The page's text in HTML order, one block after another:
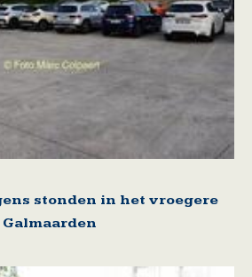
stonden in het vroegere